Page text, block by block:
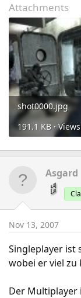
Attachments
shot0000.jpg
191.1 KB ·
Asgard
Nov 13, 2007
Singleplayer ist
wobei er viel zu
Der